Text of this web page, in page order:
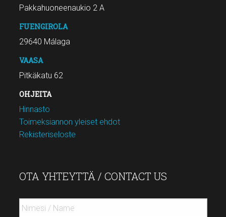
Pakkahuoneenaukio 2 A
FUENGIROLA
29640 Málaga
VAASA
Pitkäkatu 62
OHJEITA
Hinnasto
Toimeksiannon yleiset ehdot
Rekisteriseloste
OTA YHTEYTTÄ / CONTACT US